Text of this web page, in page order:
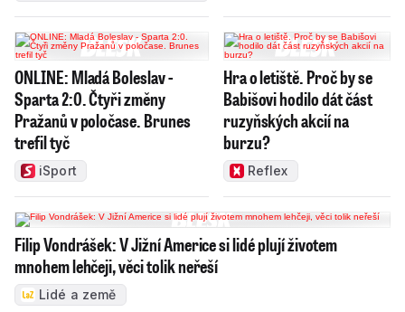
ONLINE: Mladá Boleslav -
Sparta 2:0. Čtyři změny
Pražanů v poločase. Brunes
trefil tyč
iSport
Hra o letiště. Proč by se
Babišovi hodilo dát část
ruzyňských akcií na
burzu?
Reflex
Filip Vondrášek: V Jižní Americe si lidé plují životem
mnohem lehčeji, věci tolik neřeší
Lidé a země